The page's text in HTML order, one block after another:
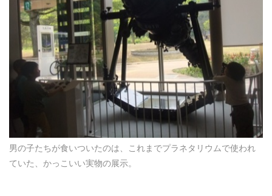
男の子たちが食いついたのは、これまでプラネタリウムで使われ
ていた、かっこいい実物の展示。